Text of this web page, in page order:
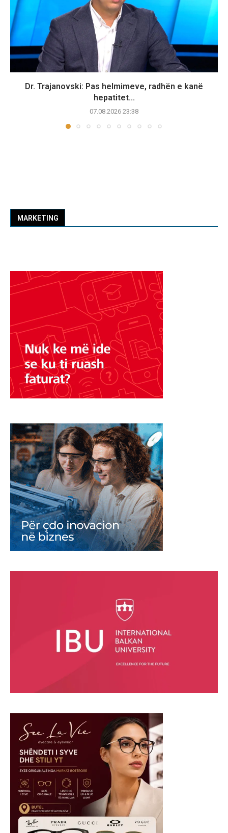
Dr. Trajanovski: Pas helmimeve, radhën e kanë
hepatitet...
07.08.2026 23:38
MARKETING